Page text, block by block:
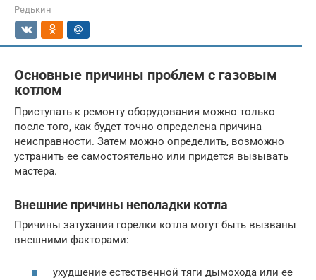
Редькин
Основные причины проблем с газовым
котлом
Приступать к ремонту оборудования можно только
после того, как будет точно определена причина
неисправности. Затем можно определить, возможно
устранить ее самостоятельно или придется вызывать
мастера.
Внешние причины неполадки котла
Причины затухания горелки котла могут быть вызваны
внешними факторами:
ухудшение естественной тяги дымохода или ее